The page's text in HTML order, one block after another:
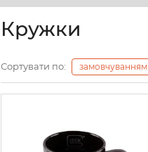
Кружки
Сортувати по: замовчуванням